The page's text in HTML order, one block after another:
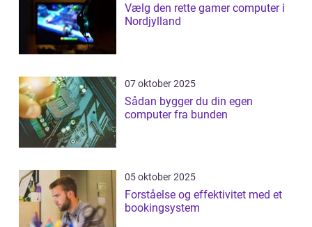
Vælg den rette gamer computer i
Nordjylland
07 oktober 2025
Sådan bygger du din egen
computer fra bunden
05 oktober 2025
Forståelse og effektivitet med et
bookingsystem